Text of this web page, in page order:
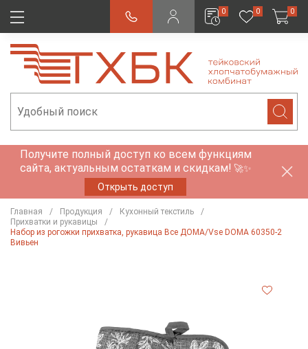
0 0 0
Получите полный доступ ко всем функциям
сайта, актуальным остаткам и скидкам! 🚀✨
Открыть доступ
Главная Продукция
Кухонный текстиль
Прихватки и рукавицы
Набор из рогожки прихватка, рукавица Все ДОМА/Vse DOMA 60350-2
Вивьен